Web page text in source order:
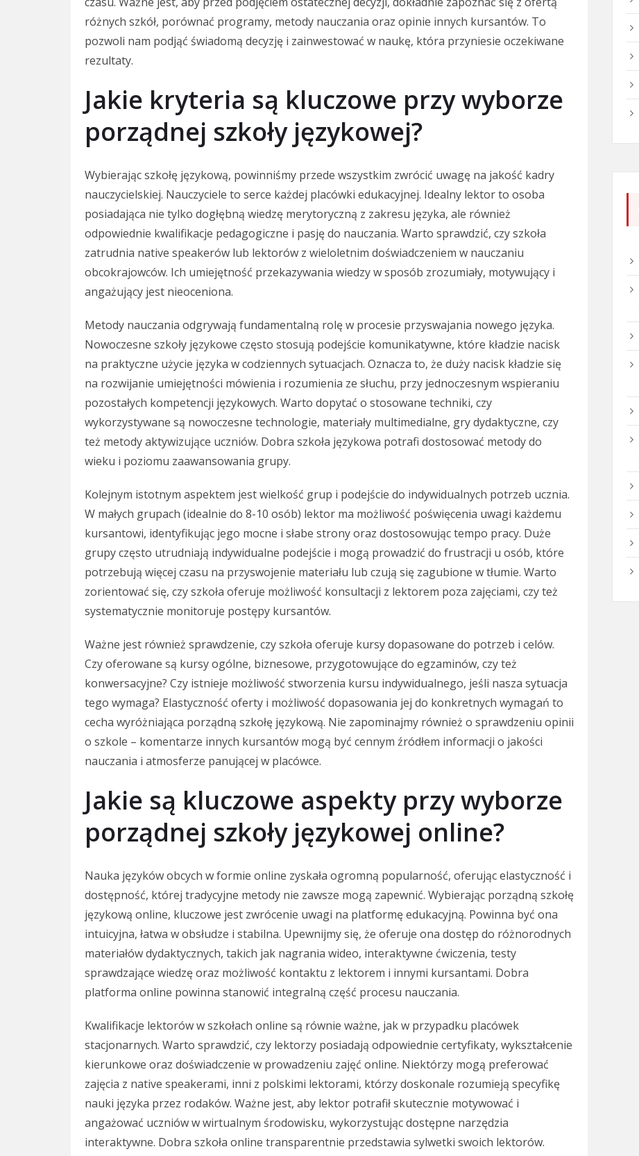
różnych szkół, porównać programy, metody nauczania oraz opinie innych kursantów. To
pozwoli nam podjąć świadomą decyzję i zainwestować w naukę, która przyniesie oczekiwane
rezultaty.
Jakie kryteria są kluczowe przy wyborze
porządnej szkoły językowej?
Wybierając szkołę językową, powinniśmy przede wszystkim zwrócić uwagę na jakość kadry
nauczycielskiej. Nauczyciele to serce każdej placówki edukacyjnej. Idealny lektor to osoba
posiadająca nie tylko dogłębną wiedzę merytoryczną z zakresu języka, ale również
odpowiednie kwalifikacje pedagogiczne i pasję do nauczania. Warto sprawdzić, czy szkoła
zatrudnia native speakerów lub lektorów z wieloletnim doświadczeniem w nauczaniu
obcokrajowców. Ich umiejętność przekazywania wiedzy w sposób zrozumiały, motywujący i
angażujący jest nieoceniona.
Metody nauczania odgrywają fundamentalną rolę w procesie przyswajania nowego języka.
Nowoczesne szkoły językowe często stosują podejście komunikatywne, które kładzie nacisk
na praktyczne użycie języka w codziennych sytuacjach. Oznacza to, że duży nacisk kładzie się
na rozwijanie umiejętności mówienia i rozumienia ze słuchu, przy jednoczesnym wspieraniu
pozostałych kompetencji językowych. Warto dopytać o stosowane techniki, czy
wykorzystywane są nowoczesne technologie, materiały multimedialne, gry dydaktyczne, czy
też metody aktywizujące uczniów. Dobra szkoła językowa potrafi dostosować metody do
wieku i poziomu zaawansowania grupy.
Kolejnym istotnym aspektem jest wielkość grup i podejście do indywidualnych potrzeb ucznia.
W małych grupach (idealnie do 8-10 osób) lektor ma możliwość poświęcenia uwagi każdemu
kursantowi, identyfikując jego mocne i słabe strony oraz dostosowując tempo pracy. Duże
grupy często utrudniają indywidualne podejście i mogą prowadzić do frustracji u osób, które
potrzebują więcej czasu na przyswojenie materiału lub czują się zagubione w tłumie. Warto
zorientować się, czy szkoła oferuje możliwość konsultacji z lektorem poza zajęciami, czy też
systematycznie monitoruje postępy kursantów.
Ważne jest również sprawdzenie, czy szkoła oferuje kursy dopasowane do potrzeb i celów.
Czy oferowane są kursy ogólne, biznesowe, przygotowujące do egzaminów, czy też
konwersacyjne? Czy istnieje możliwość stworzenia kursu indywidualnego, jeśli nasza sytuacja
tego wymaga? Elastyczność oferty i możliwość dopasowania jej do konkretnych wymagań to
cecha wyróżniająca porządną szkołę językową. Nie zapominajmy również o sprawdzeniu opinii
o szkole – komentarze innych kursantów mogą być cennym źródłem informacji o jakości
nauczania i atmosferze panującej w placówce.
Jakie są kluczowe aspekty przy wyborze
porządnej szkoły językowej online?
Nauka języków obcych w formie online zyskała ogromną popularność, oferując elastyczność i
dostępność, której tradycyjne metody nie zawsze mogą zapewnić. Wybierając porządną szkołę
językową online, kluczowe jest zwrócenie uwagi na platformę edukacyjną. Powinna być ona
intuicyjna, łatwa w obsłudze i stabilna. Upewnijmy się, że oferuje ona dostęp do różnorodnych
materiałów dydaktycznych, takich jak nagrania wideo, interaktywne ćwiczenia, testy
sprawdzające wiedzę oraz możliwość kontaktu z lektorem i innymi kursantami. Dobra
platforma online powinna stanowić integralną część procesu nauczania.
Kwalifikacje lektorów w szkołach online są równie ważne, jak w przypadku placówek
stacjonarnych. Warto sprawdzić, czy lektorzy posiadają odpowiednie certyfikaty, wykształcenie
kierunkowe oraz doświadczenie w prowadzeniu zajęć online. Niektórzy mogą preferować
zajęcia z native speakerami, inni z polskimi lektorami, którzy doskonale rozumieją specyfikę
nauki języka przez rodaków. Ważne jest, aby lektor potrafił skutecznie motywować i
angażować uczniów w wirtualnym środowisku, wykorzystując dostępne narzędzia
interaktywne. Dobra szkoła online transparentnie przedstawia sylwetki swoich lektorów.